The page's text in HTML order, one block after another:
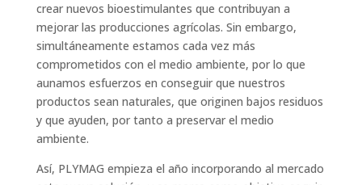
crear nuevos bioestimulantes que contribuyan a
mejorar las producciones agrícolas. Sin embargo,
simultáneamente estamos cada vez más
comprometidos con el medio ambiente, por lo que
aunamos esfuerzos en conseguir que nuestros
productos sean naturales, que originen bajos residuos
y que ayuden, por tanto a preservar el medio
ambiente.
Así, PLYMAG empieza el año incorporando al mercado